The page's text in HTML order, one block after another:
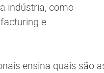
indústria, como
e
ensina quais são